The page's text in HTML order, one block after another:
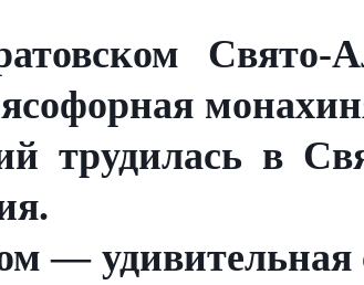
Свято-
трудилась в
— удивительная